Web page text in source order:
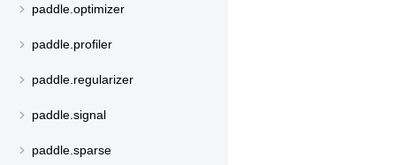
paddle.optimizer
paddle.profiler
paddle.regularizer
paddle.signal
paddle.sparse